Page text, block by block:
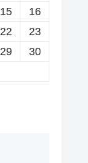
15
16
22
23
29
30